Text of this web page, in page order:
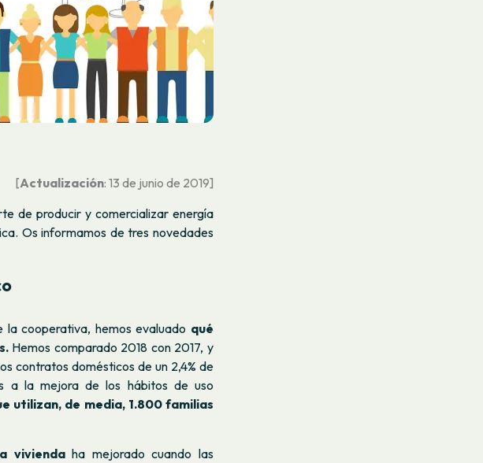
[Actualización: 13 de junio de 2019]
de producir y comercializar energía
Os informamos de tres novedades
cooperativa, hemos evaluado qué
Hemos comparado 2018 con 2017, y
contratos domésticos de un 2,4% de
a la mejora de los hábitos de uso
utilizan, de media, 1.800 familias
viviendaha mejorado cuando las